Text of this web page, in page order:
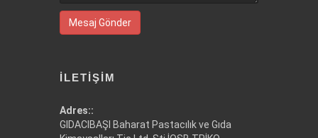
Mesaj Gönder
İLETIŞIM
Adres::
GIDACIBAŞI Baharat Pastacılık ve Gıda